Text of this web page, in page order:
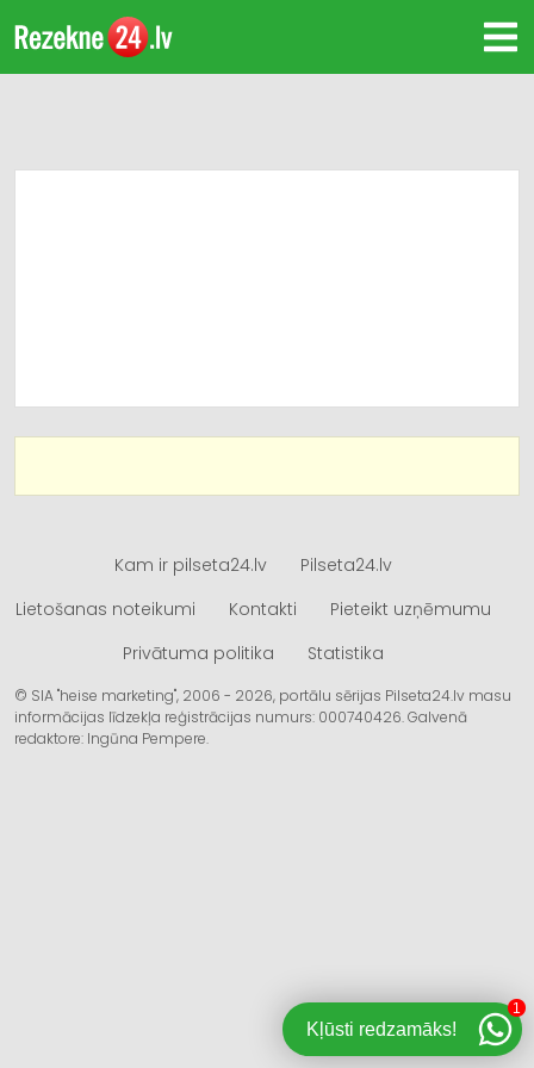
Kam ir pilseta24.lv
Pilseta24.lv
Lietošanas noteikumi
Kontakti
Pieteikt uzņēmumu
Privātuma politika
Statistika
© SIA "heise marketing", 2006 - 2026, portālu sērijas Pilseta24.lv masu
informācijas līdzekļa reģistrācijas numurs: 000740426. Galvenā
redaktore: Ingūna Pempere.
Kļūsti redzamāks!
1